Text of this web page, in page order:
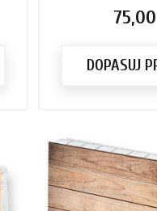
Cena
DOPASUJ